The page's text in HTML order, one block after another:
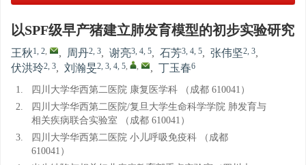
以SPF级早产猪建立肺发育模型的初步实验研究
王秋1, 2, , 周丹2, 3, 谢亮3, 4, 5, 石芳3, 4, 5, 张伟坚2, 3,
伏洪玲2, 3, 刘瀚旻2, 3, 4, 5, , , 丁玉春6
1.
四川大学华西第二医院 康复医学科 （成都 610041）
2.
四川大学华西第二医院/复旦大学生命科学学院 肺发育与
相关疾病联合实验室 （成都 610041）
3.
四川大学华西第二医院 小儿呼吸免疫科 （成都
610041）